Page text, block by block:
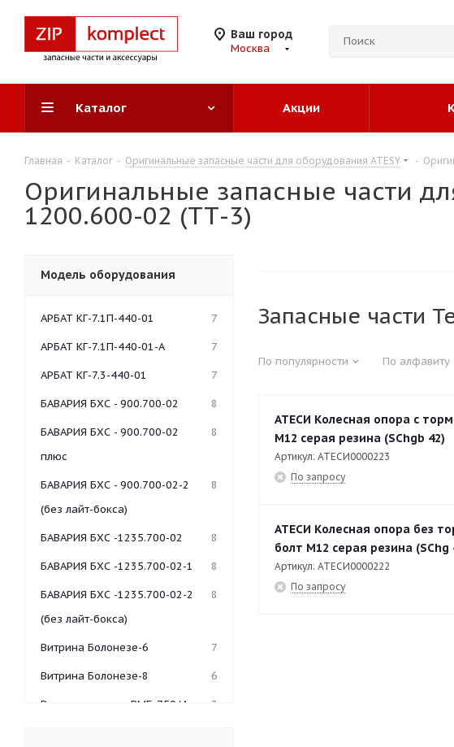
Ваш город
Москва
Каталог Акции
Главная - Каталог - Оригинальные запасные части для оборудования ATESY -
Оригинальные запасные части
1200.600-02 (ТТ-3)
Запасные части
По популярности По алфавиту
АТЕСИ Колесная опора с
М12 серая резина (SChgb 42)
Артикул: АТЕСИ0000223
По запросу
АТЕСИ Колесная опора без
болт М12 серая резина (SChg
Артикул: АТЕСИ0000222
По запросу
Модель оборудования
АРБАТ КГ-7.1П-440-01 7
АРБАТ КГ-7.1П-440-01-А 7
АРБАТ КГ-7.3-440-01 7
БАВАРИЯ БХС - 900.700-02 8
БАВАРИЯ БХС - 900.700-02
плюс
8
БАВАРИЯ БХС - 900.700-02-2
(без лайт-бокса)
8
БАВАРИЯ БХС -1235.700-02 8
БАВАРИЯ БХС -1235.700-02-1 8
БАВАРИЯ БХС -1235.700-02-2
(без лайт-бокса)
8
Витрина Болонезе-6 7
Витрина Болонезе-8 6
Витрина-мармит ВМБ-750/4 3